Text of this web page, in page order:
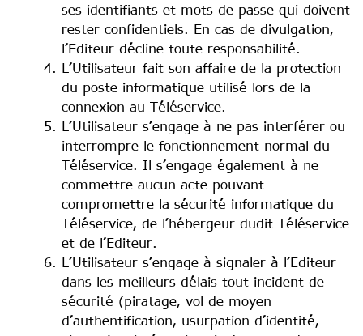
ses identifiants et mots de passe qui doivent
rester confidentiels. En cas de divulgation,
l’Editeur décline toute responsabilité.
L’Utilisateur fait son affaire de la protection
du poste informatique utilisé lors de la
connexion au Téléservice.
L’Utilisateur s’engage à ne pas interférer ou
interrompre le fonctionnement normal du
Téléservice. Il s’engage également à ne
commettre aucun acte pouvant
compromettre la sécurité informatique du
Téléservice, de l’hébergeur dudit Téléservice
et de l’Editeur.
L’Utilisateur s’engage à signaler à l’Editeur
dans les meilleurs délais tout incident de
sécurité (piratage, vol de moyen
d’authentification, usurpation d’identité,